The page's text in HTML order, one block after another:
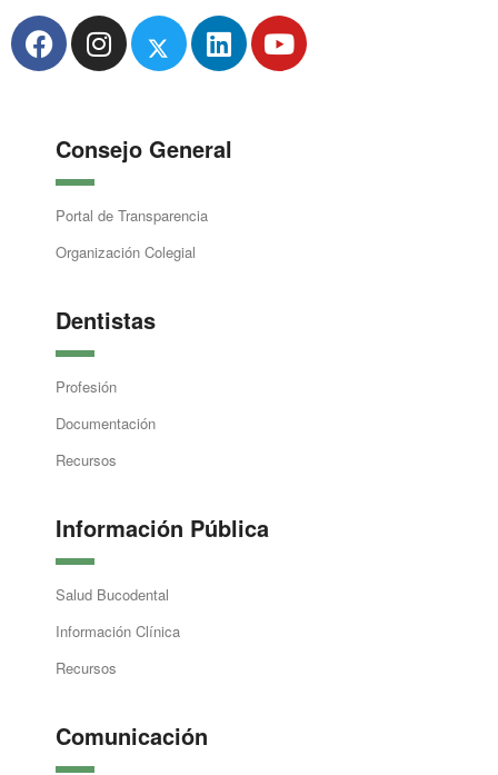
Consejo General
Portal de Transparencia
Organización Colegial
Dentistas
Profesión
Documentación
Recursos
Información Pública
Salud Bucodental
Información Clínica
Recursos
Comunicación